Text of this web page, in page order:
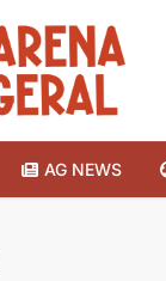
AG NEWS